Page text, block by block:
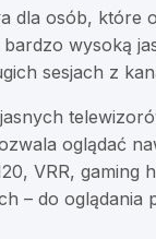
dla osób, które
wysoką
sesjach z
oglądać
VRR, gaming
– do